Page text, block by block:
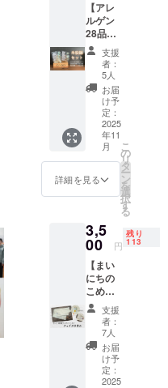
アレル
ゲン28
品目を
使用し
ており
ません
が、ア
レルゲ
ン28品
目を使
用した
他製品
製造設
備を用
ており
ます。
そのた
めアレ
ルゲン
含有を
完全に
は防ぐ
ことが
難しく
なって
おりま
ターン
に貼付
された
ラベル
や注意
書きを
ご確認
くださ
い。」
＜アレ
ルゲン
含有リ
関する
「同
＞ 本製
品は原
材料に
アレル
ゲン28
品目を
使用し
ており
ません
が、ア
レルゲ
ン28品
製品と
共通の
設備で
製造し
ていま
す。
「原材
料及び
添加物
等の食
品表示
はお届
け商品
のラベ
商品開
封前に
は必ず
お届け
のリ
ターン
に貼付
された
ラベル
や注意
書きを
ご確認
小麦・
そば・
卵・
乳・
アーモ
ンド・
オレン
ジ・キ
ウイフ
ルー
ツ・ご
ま・大
豆・バ
ナナ・
ラチン
を含む
製品と
共通の
設備で
製造し
ていま
す。
「原材
料及び
添加物
等の食
品表示
（米
（国
産））
、有機
ココア
・添加
物：な
めココ
ジェ
ラート
２種に
ついて
・原材
料に含
まれる
ギー物
質（28
品目
中）：
使用し
ていま
せん
本品は
小麦・
そば・
卵・
乳・
アーモ
100g（
約90ml)
・保存
方法：
－18℃
以下・
原材
料、主
原料の
原産
地：コ
コナッ
ツミル
ク（タ
イ）、
砂糖、
糖、こ
め油、
米粉
（米
（国
産））
、有機
ココア
・添加
物：な
めココ
ジェ
（米
（国
産））/
香料
「こめ
ココ
ジェ
ラート
（チョ
味）」
・サイ
ズ：約
フタ直
径
7.5cm
プ高さ5
ｃｍ ・
重量：
約
100g（
約90ml)
・保存
方法：
－18℃
以下・
原材
料、主
原料の
約90ml)
・保存
方法：
－18℃
以下 ・
原材
料、主
原料の
原産
地：コ
コナッ
ツミル
イ）、
砂糖、
糖、こ
め油、
米粉
（米
（国
産））/
香料
「こめ
ココ
ジェ
ラート
（チョ
和油脂
㈱を応
援して
いま
す！」
２「〇
〇は米
の消費
拡大へ
の取組
につい
て三和
を応援
してい
◎支援
時、備
考欄に
「社名
または
団体
名」と
ご希望
の
「メッ
セー
ジ」を
メッ
セージ
は以下
から選
択でき
ます。
１「〇
〇はア
レルゲ
ン28品
目不使
用食品
組につ
いて三
援して
いま
す！」
２「〇
〇は米
の消費
拡大へ
の取組
につい
て三和
油脂㈱
を応援
が付き
ます。
また、
ご支援
をいた
だいた
企業・
団体さ
んのお
名前入
りの
メッ
セージ
画像を
公式ア
カウン
トにて
インス
タグラ
ムに投
稿を行
いま
す。
メッ
セージ
は以下
たさつ
まいも
チップ
ス1袋
と、さ
つまい
もと米
粉、米
ぬかパ
ウダー
で焼き
上げた
ワン
ちゃん
クッ
キー2袋
の詰合
せを提
供しま
す。 弊
社人気
商品ま
いにち
のこめ
油を図
案化し
た豆
【アレ
ルゲン
28品目
不使用
米粉麺6
玉セッ
ト☆ま
いこめ
豆シー
ル】 米
粉と馬
鈴薯で
んぷん
を材料
に米粉
麺の専
で製造
された
米粉麺
の詰合
せセッ
トで
す。白
米の米
粉、馬
鈴薯で
んぷん､
こめ油
を原料
支援
者：
5人
お届
け予
定：
2025
年11
月
詳細を見る
こ
の
リ
タ
ー
ン
を
選
択
す
る
3,5
00 円
残り
113
【まい
にちの
こめ油
ワンポ
イント
刺繍入
り今治
タオル
（フェ
イスタ
支援
者：
7人
お届
け予
定：
2025